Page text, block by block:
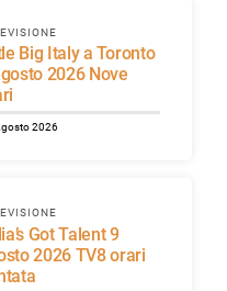
2026 Nove
2026
2026 TV8 orari